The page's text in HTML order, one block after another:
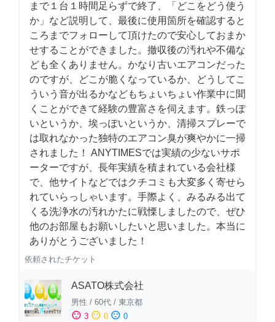
まで１台１時間足らずで終了、「どこをどう使う
か」など説明して、最後に使用箇所を確認すると
ころまでフォローして頂けたので安心しておまか
せすることができました。撤収後の汚れや不備な
ども全くありません。かなり古いエアコンだった
のですが、どこが脆くなっているか、どうしてこ
ういう音が出るかなどもちょいちょい作業中に聞
くことができて経験の豊富さを伺えます。鉄っぽ
いというか、埃っぽいというか、清掃スプレーで
は取れなかった独特のエアコン臭が爽やかに一掃
されました！ ANYTIMESでは実績の少ないサポ
ーターですが、長年実績を積まれている会社様
で、他サイトなどではクチコミも大変多く寄せら
れていらっしゃいます。手際よく、みるみる出て
くる洗浄水の汚れかたに戦慄しましたので、ぜひ
他のお部屋もお願いしたいと思いました。本当に
ありがとうございました！
依頼されたチケット
ASATO株式会社
男性 / 60代 / 東京都
sentiment_satisfied 3 sentiment_neutral 0 sentiment_dissatisfied 0